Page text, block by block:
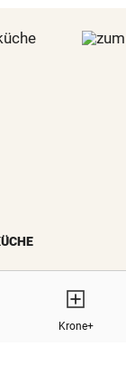
Krone+